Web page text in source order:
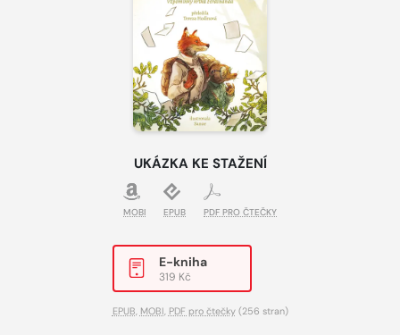
UKÁZKA KE STAŽENÍ
MOBI EPUB PDF PRO ČTEČKY
E-kniha
319 Kč
EPUB MOBI PDF pro čtečky(256 stran)